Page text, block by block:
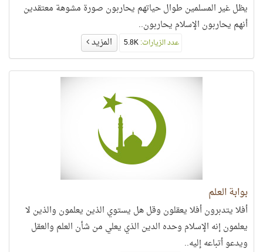
يظل غير المسلمين طوال حياتهم يحاربون صورة مشوهة معتقدين
أنهم يحاربون الإسلام يحاربون..
عدد الزيارات: المزيد
بوابة العلم
أفلا يتدبرون أفلا يعقلون وقل هل يستوي الذين يعلمون والذين لا
يعلمون إنه الإسلام وحده الدين الذي يعلي من شأن العلم والعقل
ويدعو أتباعه إليه..